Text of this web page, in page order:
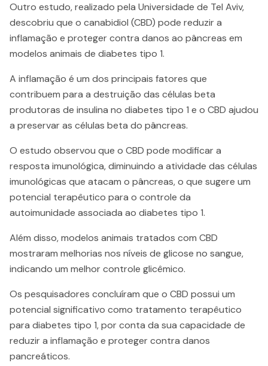
Outro estudo, realizado pela Universidade de Tel Aviv,
descobriu que o canabidiol (CBD) pode reduzir a
inflamação e proteger contra danos ao pâncreas em
modelos animais de diabetes tipo 1.
A inflamação é um dos principais fatores que
contribuem para a destruição das células beta
produtoras de insulina no diabetes tipo 1 e o CBD ajudou
a preservar as células beta do pâncreas.
O estudo observou que o CBD pode modificar a
resposta imunológica, diminuindo a atividade das células
imunológicas que atacam o pâncreas, o que sugere um
potencial terapêutico para o controle da
autoimunidade associada ao diabetes tipo 1.
Além disso, modelos animais tratados com CBD
mostraram melhorias nos níveis de glicose no sangue,
indicando um melhor controle glicêmico.
Os pesquisadores concluíram que o CBD possui um
potencial significativo como tratamento terapêutico
para diabetes tipo 1, por conta da sua capacidade de
reduzir a inflamação e proteger contra danos
pancreáticos.